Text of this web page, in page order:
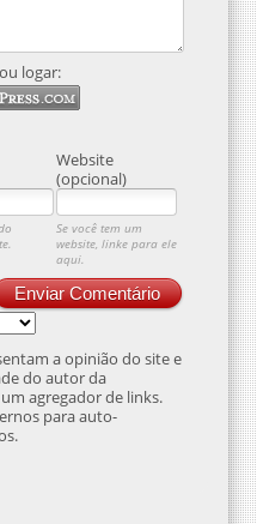
logar:
Website
(opcional)
Se você tem um
website, linke para ele
aqui.
Enviar Comentário
a opinião do site e
do autor da
agregador de links.
para auto-